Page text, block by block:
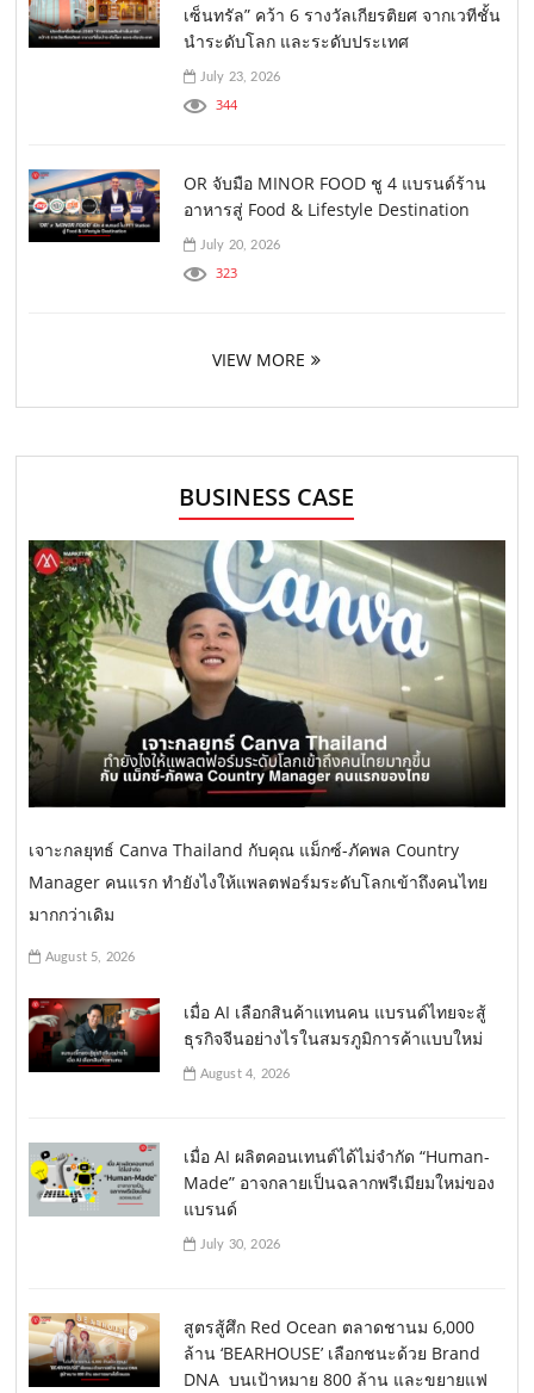
เซ็นทรัล” คว้า 6 รางวัลเกียรติยศ จากเวทีชั้น
นำระดับโลก และระดับประเทศ
July 23, 2026
344
OR จับมือ MINOR FOOD ชู 4 แบรนด์ร้าน
อาหารสู่ Food & Lifestyle Destination
July 20, 2026
323
VIEW MORE
BUSINESS CASE
เจาะกลยุทธ์ Canva Thailand กับคุณ แม็กซ์-ภัคพล Country
Manager คนแรก ทำยังไงให้แพลตฟอร์มระดับโลกเข้าถึงคนไทย
มากกว่าเดิม
August 5, 2026
เมื่อ AI เลือกสินค้าแทนคน แบรนด์ไทยจะสู้
ธุรกิจจีนอย่างไรในสมรภูมิการค้าแบบใหม่
August 4, 2026
เมื่อ AI ผลิตคอนเทนต์ได้ไม่จำกัด “Human-
Made” อาจกลายเป็นฉลากพรีเมียมใหม่ของ
แบรนด์
July 30, 2026
สูตรสู้ศึก Red Ocean ตลาดชานม 6,000
ล้าน ‘BEARHOUSE’ เลือกชนะด้วย Brand
DNA บนเป้าหมาย 800 ล้าน และขยายแฟ